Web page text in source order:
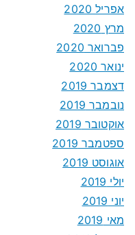
אפריל 2020
מרץ 2020
פברואר 2020
ינואר 2020
דצמבר 2019
נובמבר 2019
אוקטובר 2019
ספטמבר 2019
אוגוסט 2019
יולי 2019
יוני 2019
מאי 2019